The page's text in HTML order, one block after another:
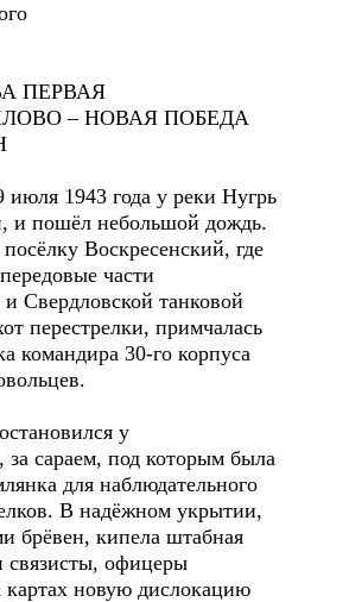
– НОВАЯ ПОБЕДА
1943 года у реки Нугрь
и пошёл небольшой дождь.
Воскресенский, где
части
и Свердловской танковой
перестрелки, примчалась
командира 30-го корпуса
у
сараем, под которым была
для наблюдательного
В надёжном укрытии,
брёвен, кипела штабная
связисты, офицеры
картах новую дислокацию